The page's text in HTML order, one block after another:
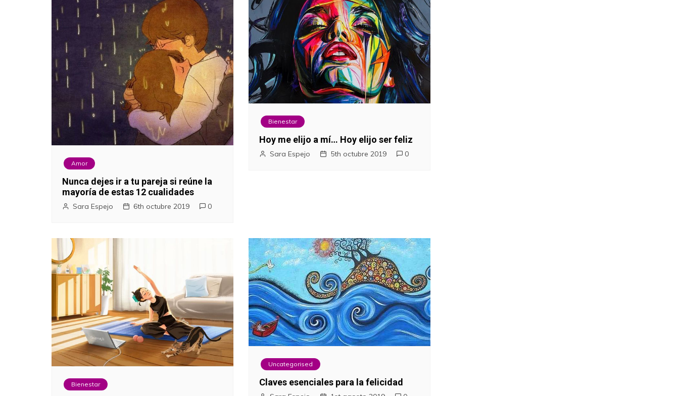
Amor
Nunca dejes ir a tu pareja si reúne la
mayoría de estas 12 cualidades
Sara Espejo 6th octubre 2019 0
Bienestar
Hoy me elijo a mí… Hoy elijo ser feliz
Sara Espejo 5th octubre 2019 0
Bienestar
Uncategorised
Claves esenciales para la felicidad